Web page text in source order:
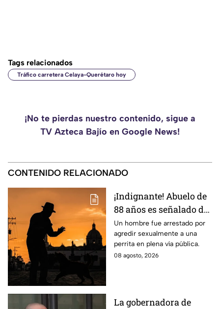
Tags relacionados
Tráfico carretera Celaya-Querétaro hoy
¡No te pierdas nuestro contenido, sigue a
TV Azteca Bajío en Google News!
CONTENIDO RELACIONADO
¡Indignante! Abuelo de
88 años es señalado de
4busar de una canina
frente a un parque con
men0res
Un hombre fue arrestado por
agredir sexualmente a una
perrita en plena vía pública.
08 agosto, 2026
La gobernadora de